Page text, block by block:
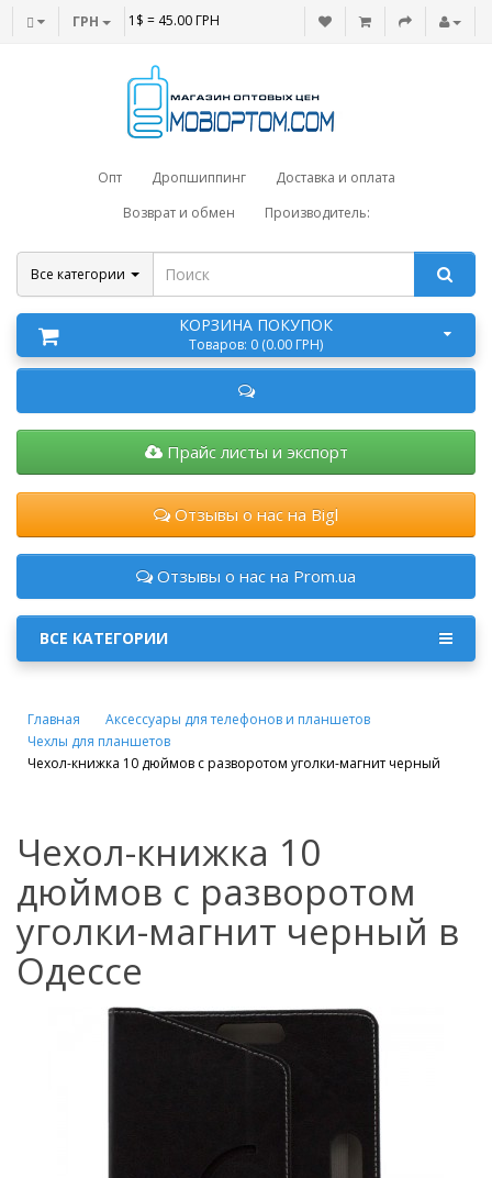
ГРН 1$ = 45.00 ГРН
Опт Дропшиппинг
Доставка и оплата
Возврат и обмен
Производитель:
Все категории
КОРЗИНА ПОКУПОК
Товаров: 0 (0.00 ГРН)
Прайс листы и экспорт
Отзывы о нас на Bigl
Отзывы о нас на Prom.ua
ВСЕ КАТЕГОРИИ
Главная
Аксессуары для телефонов и планшетов
Чехлы для планшетов
Чехол-книжка 10 дюймов с разворотом уголки-магнит черный
Чехол-книжка 10
дюймов с разворотом
уголки-магнит черный в
Одессе